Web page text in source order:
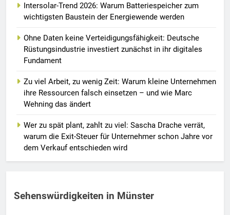
Intersolar-Trend 2026: Warum Batteriespeicher zum
wichtigsten Baustein der Energiewende werden
Ohne Daten keine Verteidigungsfähigkeit: Deutsche
Rüstungsindustrie investiert zunächst in ihr digitales
Fundament
Zu viel Arbeit, zu wenig Zeit: Warum kleine Unternehmen
ihre Ressourcen falsch einsetzen – und wie Marc
Wehning das ändert
Wer zu spät plant, zahlt zu viel: Sascha Drache verrät,
warum die Exit-Steuer für Unternehmer schon Jahre vor
dem Verkauf entschieden wird
Sehenswürdigkeiten in Münster